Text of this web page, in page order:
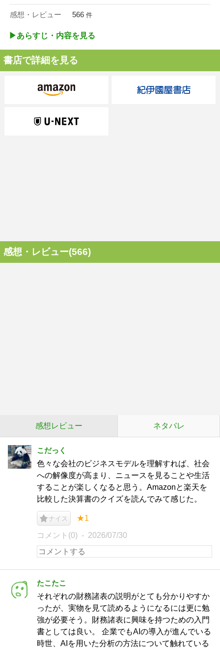
感想・レビュー 566 件
▶︎あらすじ・内容を見る
書店で詳細を見る
感想・レビュー(566)
感想レビュー ネタバレ
こだっく
色々な会社のビジネスモデルを理解すれば、社会
への解像度が高まり、ニュースを見ることや生活
することが楽しくなると思う。Amazonと楽天を
比較した決算書のクイズを読んでみて感じた。
ナイス ★1
コメント(0) 2026/07/30
たこたこ
それぞれの財務諸表の説明がとても分かりやすか
ったが、実物を見て読めるようになるには更に勉
強が必要そう。財務諸表に興味を持つための入門
書としては良い。 企業でもAIの導入が進んでいる
時世、AIを用いた分析の方法について触れている